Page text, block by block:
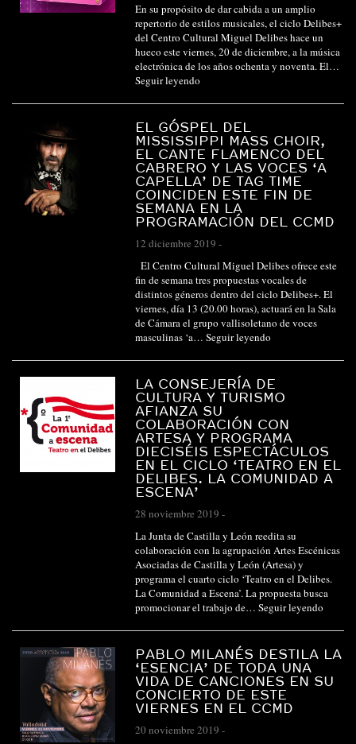
En su propósito de dar cabida a un amplio
repertorio de estilos musicales, el ciclo Delibes+
del Centro Cultural Miguel Delibes hace un
hueco este viernes, 20 de diciembre, a la música
electrónica de los años ochenta y noventa. El…
Seguir leyendo
EL GÓSPEL DEL
MISSISSIPPI MASS CHOIR,
EL CANTE FLAMENCO DEL
CABRERO Y LAS VOCES ‘A
CAPELLA’ DE TAG TIME
COINCIDEN ESTE FIN DE
SEMANA EN LA
PROGRAMACIÓN DEL CCMD
12 diciembre 2019 -
El Centro Cultural Miguel Delibes ofrece este
fin de semana tres propuestas vocales de
distintos géneros dentro del ciclo Delibes+. El
viernes, día 13 (20.00 horas), actuará en la Sala
de Cámara el grupo vallisoletano de voces
masculinas ‘a… Seguir leyendo
LA CONSEJERÍA DE
CULTURA Y TURISMO
AFIANZA SU
COLABORACIÓN CON
ARTESA Y PROGRAMA
DIECISÉIS ESPECTÁCULOS
EN EL CICLO ‘TEATRO EN EL
DELIBES. LA COMUNIDAD A
ESCENA’
28 noviembre 2019 -
La Junta de Castilla y León reedita su
colaboración con la agrupación Artes Escénicas
Asociadas de Castilla y León (Artesa) y
programa el cuarto ciclo ‘Teatro en el Delibes.
La Comunidad a Escena’. La propuesta busca
promocionar el trabajo de… Seguir leyendo
PABLO MILANÉS DESTILA LA
‘ESENCIA’ DE TODA UNA
VIDA DE CANCIONES EN SU
CONCIERTO DE ESTE
VIERNES EN EL CCMD
20 noviembre 2019 -